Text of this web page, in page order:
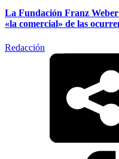
La Fundación Franz
«la comercial» de las
Redacción